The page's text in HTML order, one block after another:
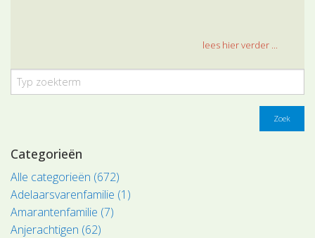
lees hier verder ...
Zoek
Categorieën
Alle categorieën (672)
Adelaarsvarenfamilie (1)
Amarantenfamilie (7)
Anjerachtigen (62)